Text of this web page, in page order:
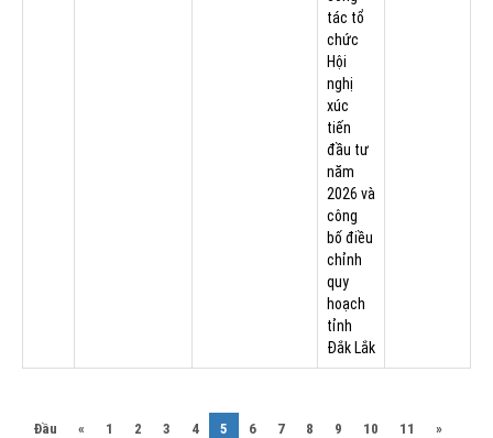
tác tổ
chức
Hội
nghị
xúc
tiến
đầu tư
năm
2026 và
công
bố điều
chỉnh
quy
hoạch
tỉnh
Đắk Lắk
Đầu « 1 2 3 4 5 (current)
6 7 8 9 10 11
»